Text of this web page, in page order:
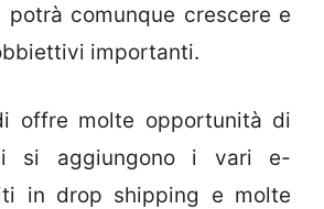
comunque crescere e
importanti.
offre molte opportunità di
si aggiungono i vari e-
in drop shipping e molte